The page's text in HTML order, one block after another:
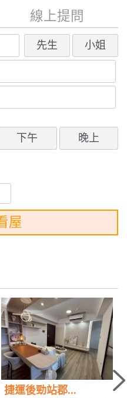
線上提問
先生 小姐
下午 晚上
屋
捷運後勁站郡...